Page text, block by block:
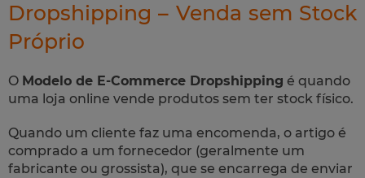
Dropshipping – Venda sem Stock
Próprio
O Modelo de E-Commerce Dropshipping é quando
uma loja online vende produtos sem ter stock físico.
Quando um cliente faz uma encomenda, o artigo é
comprado a um fornecedor (geralmente um
fabricante ou grossista), que se encarrega de enviar